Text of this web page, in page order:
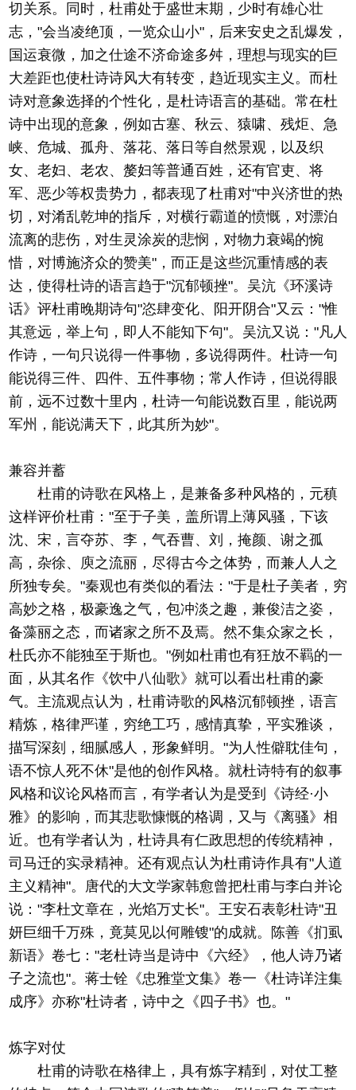
切关系。同时，杜甫处于盛世末期，少时有雄心壮
志，"会当凌绝顶，一览众山小"，后来安史之乱爆发，
国运衰微，加之仕途不济命途多舛，理想与现实的巨
大差距也使杜诗诗风大有转变，趋近现实主义。而杜
诗对意象选择的个性化，是杜诗语言的基础。常在杜
诗中出现的意象，例如古塞、秋云、猿啸、残炬、急
峡、危城、孤舟、落花、落日等自然景观，以及织
女、老妇、老农、嫠妇等普通百姓，还有官吏、将
军、恶少等权贵势力，都表现了杜甫对"中兴济世的热
切，对淆乱乾坤的指斥，对横行霸道的愤慨，对漂泊
流离的悲伤，对生灵涂炭的悲悯，对物力衰竭的惋
惜，对博施济众的赞美"，而正是这些沉重情感的表
达，使得杜诗的语言趋于"沉郁顿挫"。吴沆《环溪诗
话》评杜甫晚期诗句"恣肆变化、阳开阴合"又云："惟
其意远，举上句，即人不能知下句"。吴沆又说："凡人
作诗，一句只说得一件事物，多说得两件。杜诗一句
能说得三件、四件、五件事物；常人作诗，但说得眼
前，远不过数十里内，杜诗一句能说数百里，能说两
军州，能说满天下，此其所为妙"。
兼容并蓄
杜甫的诗歌在风格上，是兼备多种风格的，元稹
这样评价杜甫："至于子美，盖所谓上薄风骚，下该
沈、宋，言夺苏、李，气吞曹、刘，掩颜、谢之孤
高，杂徐、庾之流丽，尽得古今之体势，而兼人人之
所独专矣。"秦观也有类似的看法："于是杜子美者，穷
高妙之格，极豪逸之气，包冲淡之趣，兼俊洁之姿，
备藻丽之态，而诸家之所不及焉。然不集众家之长，
杜氏亦不能独至于斯也。"例如杜甫也有狂放不羁的一
面，从其名作《饮中八仙歌》就可以看出杜甫的豪
气。主流观点认为，杜甫诗歌的风格沉郁顿挫，语言
精炼，格律严谨，穷绝工巧，感情真挚，平实雅谈，
描写深刻，细腻感人，形象鲜明。"为人性僻耽佳句，
语不惊人死不休"是他的创作风格。就杜诗特有的叙事
风格和议论风格而言，有学者认为是受到《诗经·小
雅》的影响，而其悲歌慷慨的格调，又与《离骚》相
近。也有学者认为，杜诗具有仁政思想的传统精神，
司马迁的实录精神。还有观点认为杜甫诗作具有"人道
主义精神"。唐代的大文学家韩愈曾把杜甫与李白并论
说："李杜文章在，光焰万丈长"。王安石表彰杜诗"丑
妍巨细千万殊，竟莫见以何雕锼"的成就。陈善《扪虱
新语》卷七："老杜诗当是诗中《六经》，他人诗乃诸
子之流也"。蒋士铨《忠雅堂文集》卷一《杜诗详注集
成序》亦称"杜诗者，诗中之《四子书》也。"
炼字对仗
杜甫的诗歌在格律上，具有炼字精到，对仗工整